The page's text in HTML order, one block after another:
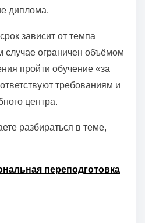
диплома.
зависит от темпа
случае ограничен объёмом
пройти обучение «за
требованиям и
центра.
разбираться в теме,
переподготовка